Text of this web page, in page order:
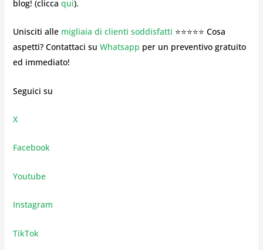
blog! (clicca qui).
Unisciti alle migliaia di clienti soddisfatti ⭐⭐⭐⭐⭐ Cosa
aspetti? Contattaci su Whatsapp per un preventivo gratuito
ed immediato!
Seguici su
X
Facebook
Youtube
Instagram
TikTok